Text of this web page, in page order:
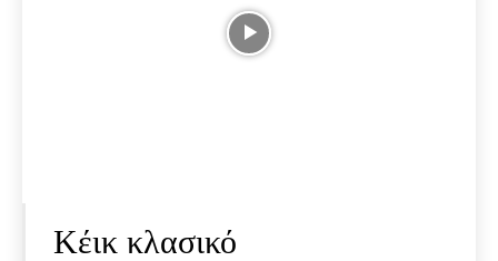
Κέικ κλασικό